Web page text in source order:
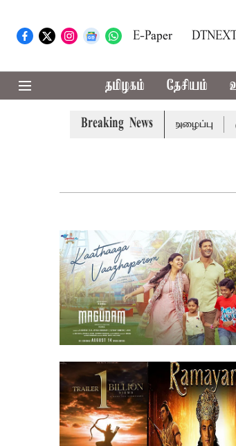
E-Paper
தமிழகம் தேசியம்
Breaking News
முதல்-அமைச்சர் விஜய் அழைப்பு